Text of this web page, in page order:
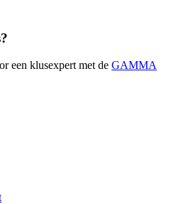
een klusexpert met de GAMMA